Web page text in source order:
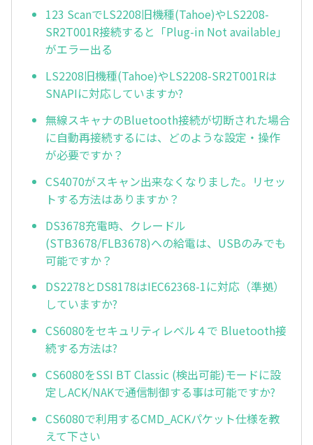
123 ScanでLS2208旧機種(Tahoe)やLS2208-
SR2T001R接続すると「Plug-in Not available」
がエラー出る
LS2208旧機種(Tahoe)やLS2208-SR2T001Rは
SNAPIに対応していますか?
無線スキャナのBluetooth接続が切断された場合
に自動再接続するには、どのような設定・操作
が必要ですか？
CS4070がスキャン出来なくなりました。リセッ
トする方法はありますか？
DS3678充電時、クレードル
(STB3678/FLB3678)への給電は、USBのみでも
可能ですか？
DS2278とDS8178はIEC62368-1に対応（準拠）
していますか?
CS6080をセキュリティレベル４で Bluetooth接
続する方法は?
CS6080をSSI BT Classic (検出可能)モードに設
定しACK/NAKで通信制御する事は可能ですか?
CS6080で利用するCMD_ACKパケット仕様を教
えて下さい